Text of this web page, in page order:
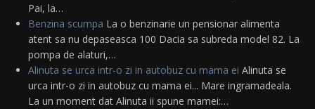
Pai, la…
Benzina scumpa La o benzinarie un pensionar alimenta
atent sa nu depaseasca 100 Dacia sa subreda model 82. La
pompa de alaturi,…
Alinuta se urca intr-o zi in autobuz cu mama ei Alinuta se
urca intr-o zi in autobuz cu mama ei... Mare ingramadeala.
La un moment dat Alinuta ii spune mamei:…